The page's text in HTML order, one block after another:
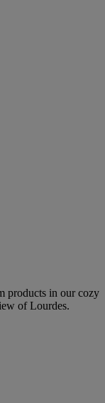
products in our cozy
of Lourdes.